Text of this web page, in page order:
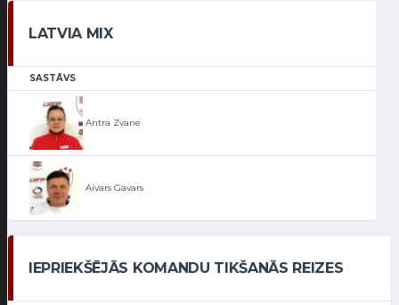
LATVIA MIX
SASTĀVS
Antra Zvane
Aivars Gavars
IEPRIEKŠĒJĀS KOMANDU TIKŠANĀS REIZES